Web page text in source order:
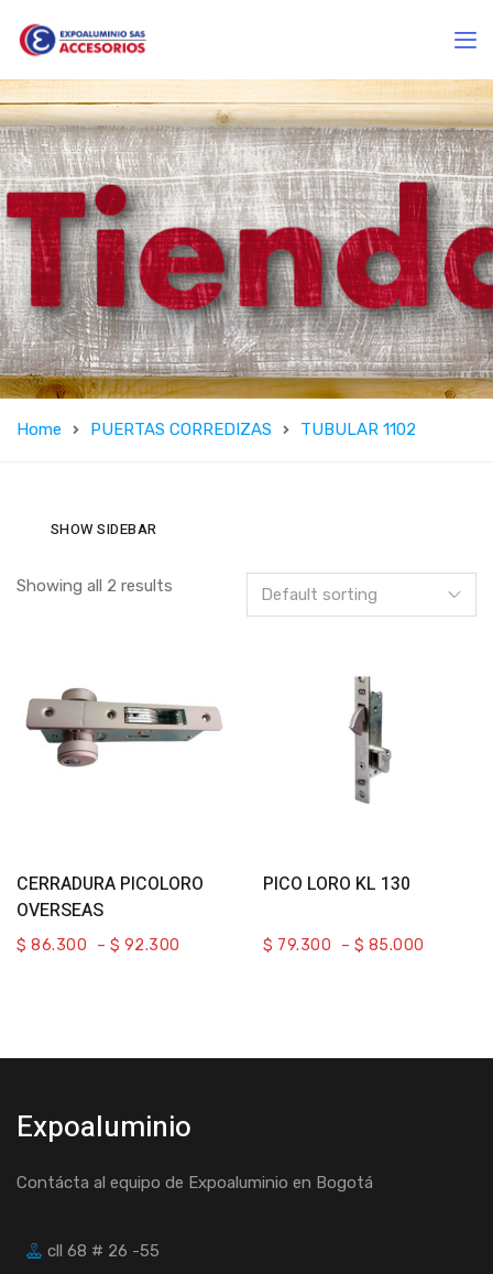
Home PUERTAS CORREDIZAS TUBULAR 1102
SHOW SIDEBAR
Showing all 2 results
Select Options
CERRADURA PICOLORO
OVERSEAS
$ 86.300 – $ 92.300
Select Options
PICO LORO KL 130
$ 79.300 – $ 85.000
Expoaluminio
Contácta al equipo de Expoaluminio en Bogotá
cll 68 # 26 -55